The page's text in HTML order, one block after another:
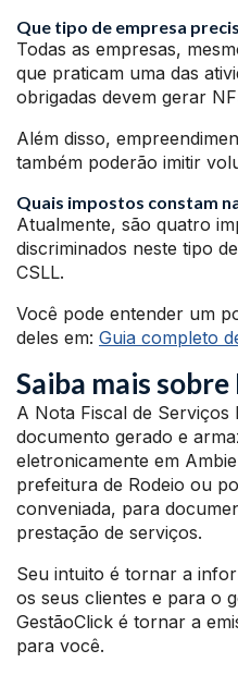
Que tipo de empresa
Todas as empresas,
que praticam uma das
obrigadas devem gerar
Além disso,
também poderão imitir
Quais impostos constam
Atualmente, são quatro
discriminados neste tipo
CSLL.
Você pode entender um
deles em: Guia completo
Saiba mais
A Nota Fiscal de
documento gerado e
eletronicamente em
prefeitura de Rodeio ou
conveniada, para
prestação de serviços.
Seu intuito é tornar a
os seus clientes e para o
GestãoClick é tornar a
para você.